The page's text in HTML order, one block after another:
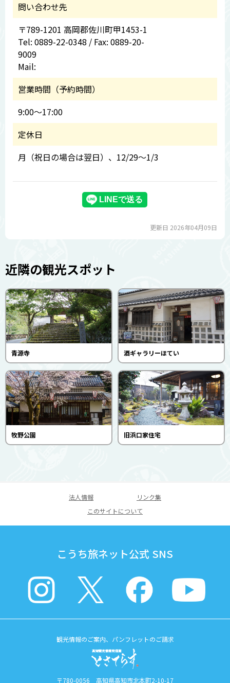
問い合わせ先
〒789-1201 高岡郡佐川町甲1453-1
Tel: 0889-22-0348 / Fax: 0889-20-
9009
Mail:
営業時間（予約時間）
9:00～17:00
定休日
月（祝日の場合は翌日）、12/29～1/3
更新日 2026年04月09日
近隣の観光スポット
青源寺 酒ギャラリーほてい
牧野公園 旧浜口家住宅
法人情報
リンク集
このサイトについて
こうち旅ネット公式 SNS
観光情報のご案内、パンフレットのご請求
〒780-0056 高知県高知市北本町2-10-17